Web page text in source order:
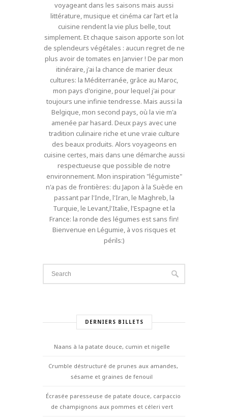
voyageant dans les saisons mais aussi
littérature, musique et cinéma car l’art et la
cuisine rendent la vie plus belle, tout
simplement. Et chaque saison apporte son lot
de splendeurs végétales : aucun regret de ne
plus avoir de tomates en Janvier ! De par mon
itinéraire, j'ai la chance de marier deux
cultures: la Méditerranée, grâce au Maroc,
mon pays d'origine, pour lequel j'ai pour
toujours une infinie tendresse. Mais aussi la
Belgique, mon second pays, où la vie m'a
amenée par hasard. Deux pays avec une
tradition culinaire riche et une vraie culture
des beaux produits. Alors voyageons en
cuisine certes, mais dans une démarche aussi
respectueuse que possible de notre
environnement. Mon inspiration "légumiste"
n'a pas de frontières: du Japon à la Suède en
passant par l'Inde, l'Iran, le Maghreb, la
Turquie, le Levant,l'Italie, l'Espagne et la
France: la ronde des légumes est sans fin!
Bienvenue en Légumie, à vos risques et
périls:)
DERNIERS BILLETS
Naans à la patate douce, cumin et nigelle
Crumble déstructuré de prunes aux amandes,
sésame et graines de fenouil
Écrasée paresseuse de patate douce, carpaccio
de champignons aux pommes et céleri vert